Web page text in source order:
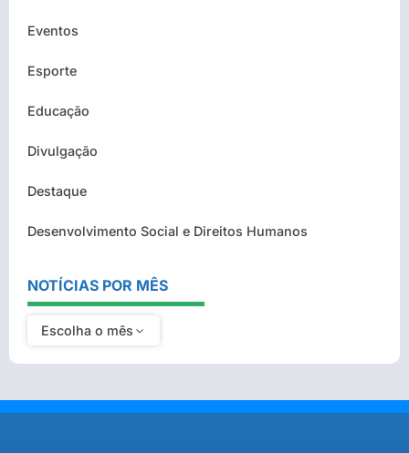
Eventos
Esporte
Educação
Divulgação
Destaque
Desenvolvimento Social e Direitos Humanos
NOTÍCIAS POR MÊS
Escolha o mês